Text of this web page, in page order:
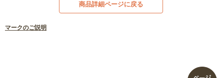
商品詳細ページに戻る
マークのご説明